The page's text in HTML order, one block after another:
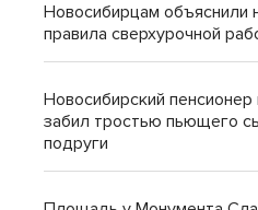
Новосибирцам объяснили
правила сверхурочной
Новосибирский пенсионер
забил тростью пьющего
подруги